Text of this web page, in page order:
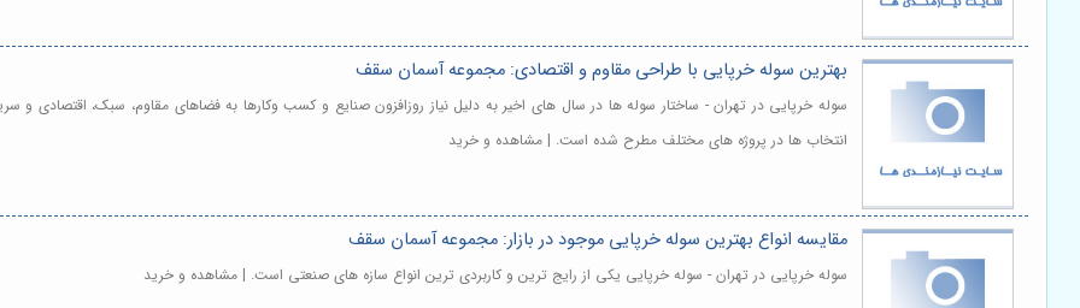
بهترین سوله خرپایی با طراحی مقاوم و اقتصادی: مجموعه آسمان سقف
سوله خرپایی در تهران - ساختار سوله ها در سال های اخیر به دلیل نیاز روزافزون صنایع و کسب وکارها به فضاهای مقاوم، سبک، اقتصادی و
انتخاب ها در پروژه های مختلف مطرح شده است. | مشاهده و خرید
مقایسه انواع بهترین سوله خرپایی موجود در بازار: مجموعه آسمان سقف
سوله خرپایی در تهران - سوله خرپایی یکی از رایج ترین و کاربردی ترین انواع سازه های صنعتی است. | مشاهده و خرید